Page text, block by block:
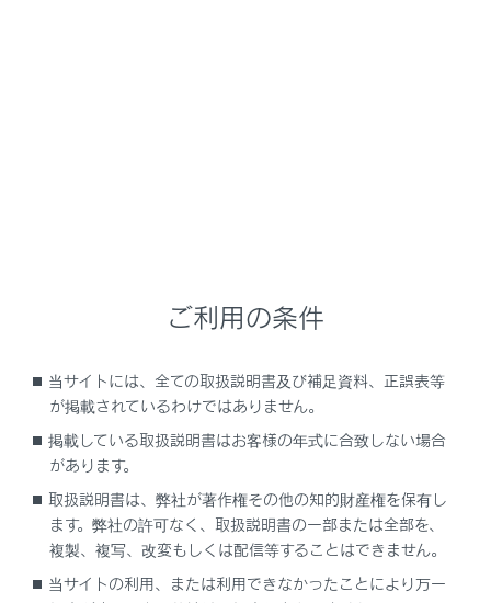
オートアウェイ＆オートリターン機能
ホーン（警音器）を使うには
ご利用の条件
当サイトには、全ての取扱説明書及び補足資料、正誤表等
が掲載されているわけではありません。
掲載している取扱説明書はお客様の年式に合致しない場合
があります。
取扱説明書は、弊社が著作権その他の知的財産権を保有し
ます。弊社の許可なく、取扱説明書の一部または全部を、
複製、複写、改変もしくは配信等することはできません。
当サイトの利用、または利用できなかったことにより万一